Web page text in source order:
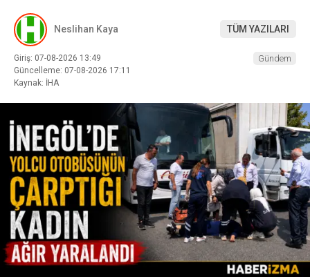
Neslihan Kaya TÜM YAZILARI
Giriş: 07-08-2026 13:49
Güncelleme: 07-08-2026 17:11
Kaynak: İHA
Gündem